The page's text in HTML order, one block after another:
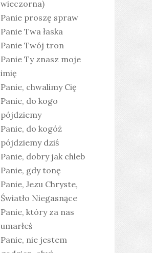
wieczorna)
Panie proszę spraw
Panie Twa łaska
Panie Twój tron
Panie Ty znasz moje
imię
Panie, chwalimy Cię
Panie, do kogo
pójdziemy
Panie, do kogóż
pójdziemy dziś
Panie, dobry jak chleb
Panie, gdy tonę
Panie, Jezu Chryste,
Światło Niegasnące
Panie, który za nas
umarłeś
Panie, nie jestem